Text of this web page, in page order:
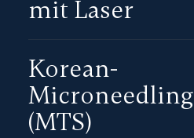
mit Laser
Korean-
Microneedling
(MTS)